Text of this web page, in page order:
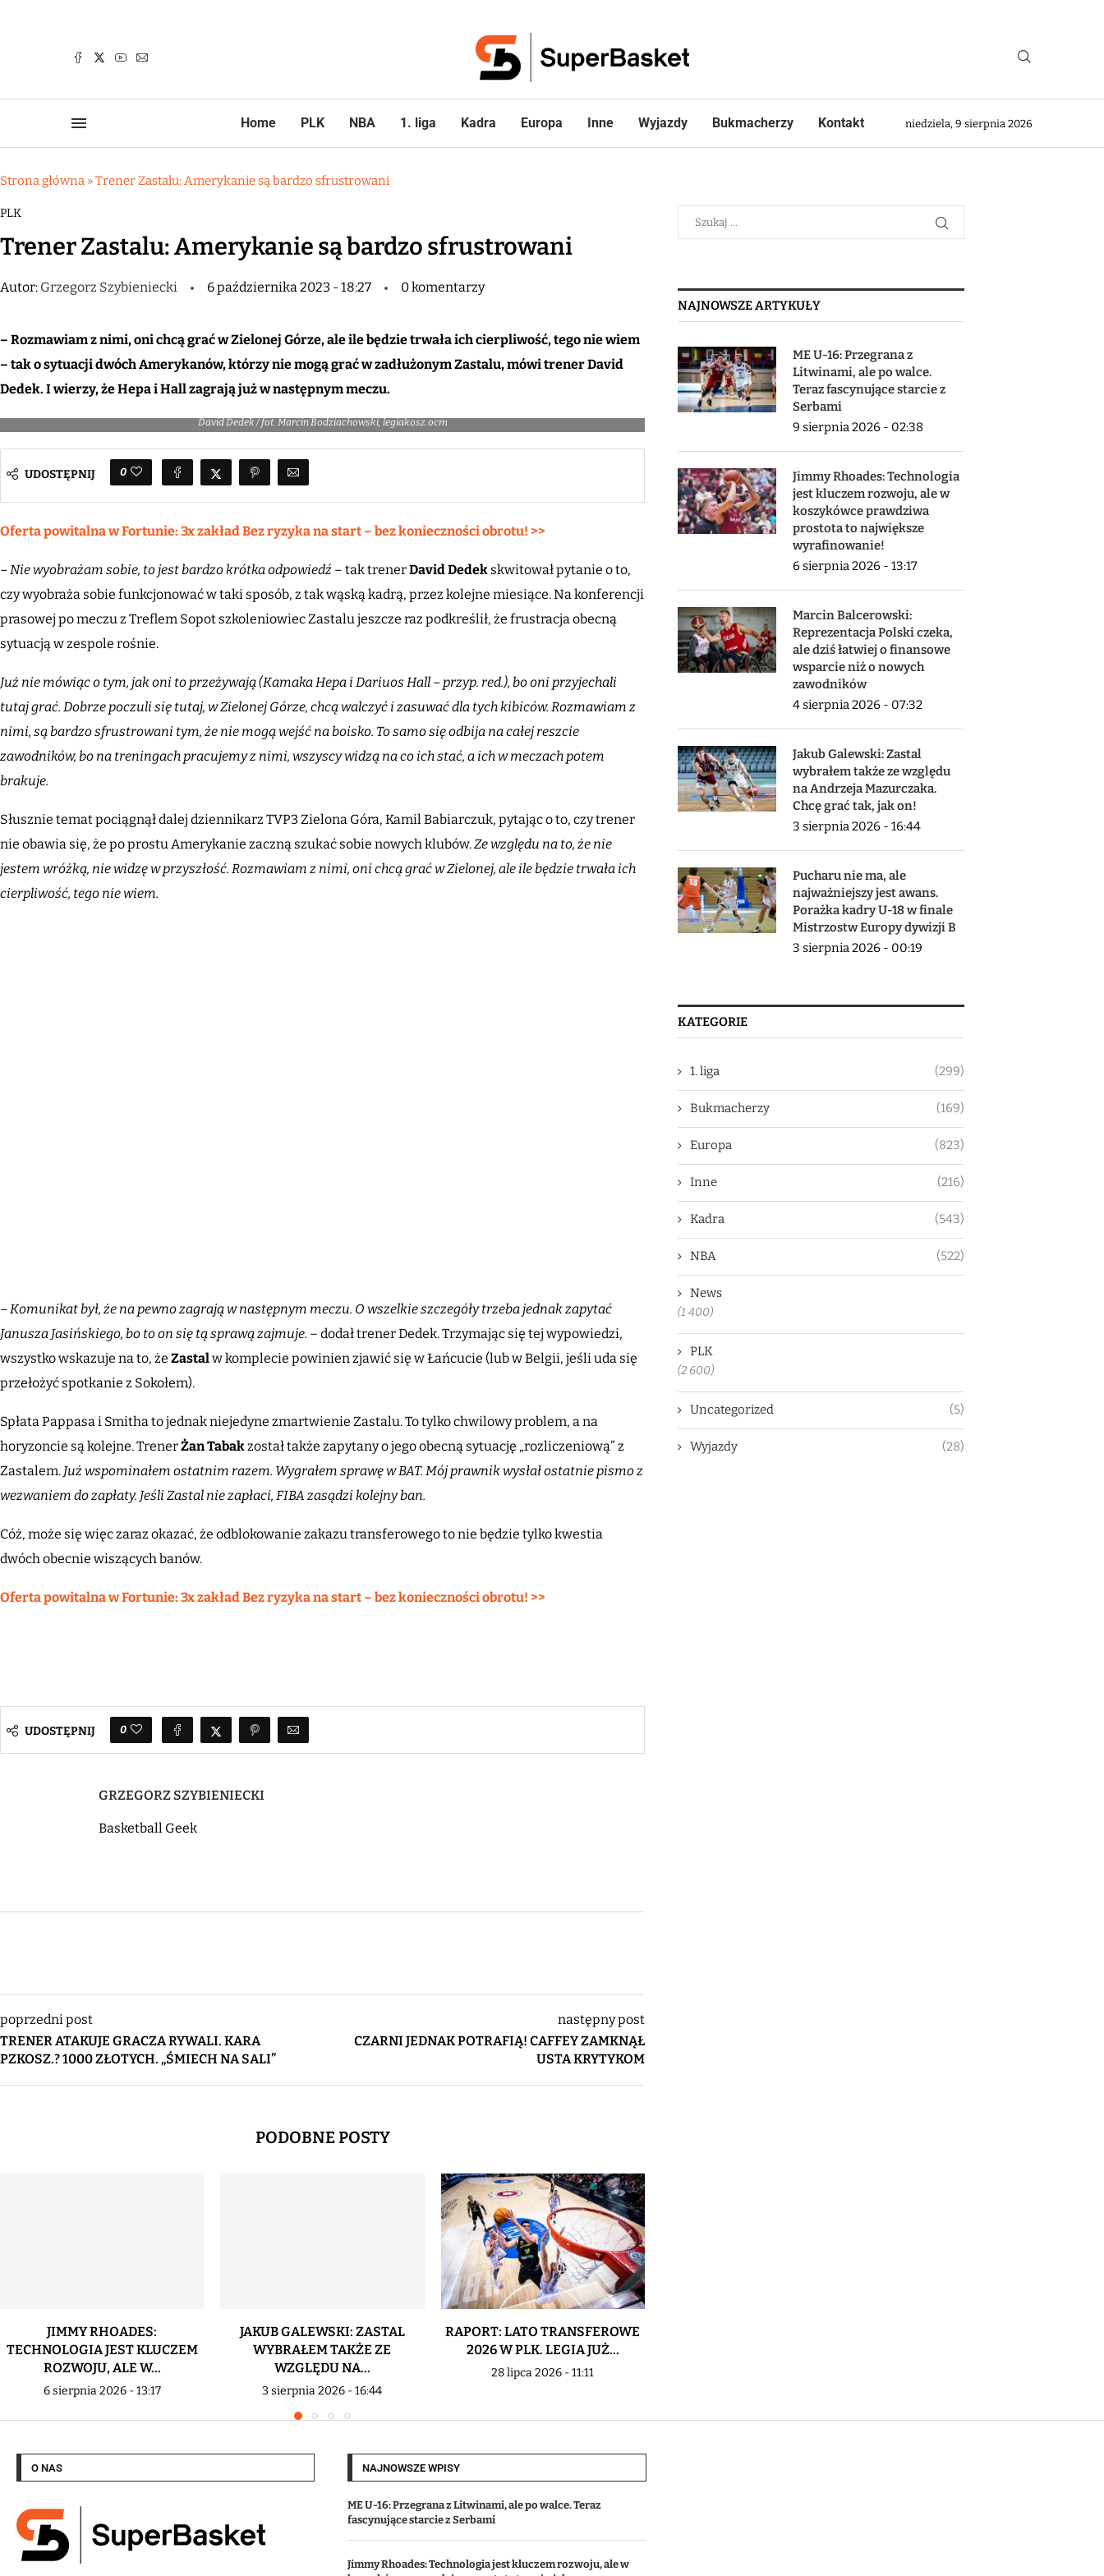
Home PLK NBA 1. liga Kadra Europa Inne Wyjazdy Bukmacherzy Kontakt niedziela, 9 sierpnia 2026
Strona główna »Trener Zastalu: Amerykanie są bardzo sfrustrowani
PLK
Trener Zastalu: Amerykanie są bardzo sfrustrowani
Autor: Grzegorz Szybieniecki 6 października 2023 - 18:27 0 komentarzy
– Rozmawiam z nimi, oni chcą grać w Zielonej Górze, ale ile będzie trwała ich cierpliwość, tego nie wiem
– tak o sytuacji dwóch Amerykanów, którzy nie mogą grać w zadłużonym Zastalu, mówi trener David
Dedek. I wierzy, że Hepa i Hall zagrają już w następnym meczu.
David Dedek / fot. Marcin Bodziachowski, legiakosz.ocm
UDOSTĘPNIJ 0
Oferta powitalna w Fortunie: 3x zakład Bez ryzyka na start – bez konieczności obrotu! >>
– Nie wyobrażam sobie, to jest bardzo krótka odpowiedź – tak trenerDavid Dedek skwitował pytanie o to,
czy wyobraża sobie funkcjonować w taki sposób, z tak wąską kadrą, przez kolejne miesiące. Na konferencji
prasowej po meczu z Treflem Sopot szkoleniowiec Zastalu jeszcze raz podkreślił, że frustracja obecną
sytuacją w zespole rośnie.
Już nie mówiąc o tym, jak oni to przeżywają (Kamaka Hepa i Dariuos Hall – przyp. red.), bo oni przyjechali
tutaj grać. Dobrze poczuli się tutaj, w Zielonej Górze, chcą walczyć i zasuwać dla tych kibiców. Rozmawiam z
nimi, są bardzo sfrustrowani tym, że nie mogą wejść na boisko. To samo się odbija na całej reszcie
zawodników, bo na treningach pracujemy z nimi, wszyscy widzą na co ich stać, a ich w meczach potem
brakuje.
Słusznie temat pociągnął dalej dziennikarz TVP3 Zielona Góra, Kamil Babiarczuk, pytając o to, czy trener
nie obawia się, że po prostu Amerykanie zaczną szukać sobie nowych klubów.Ze względu na to, że nie
jestem wróżką, nie widzę w przyszłość. Rozmawiam z nimi, oni chcą grać w Zielonej, ale ile będzie trwała ich
cierpliwość, tego nie wiem.
– Komunikat był, że na pewno zagrają w następnym meczu. O wszelkie szczegóły trzeba jednak zapytać
Janusza Jasińskiego, bo to on się tą sprawą zajmuje. – dodał trener Dedek. Trzymając się tej wypowiedzi,
wszystko wskazuje na to, że Zastalw komplecie powinien zjawić się w Łańcucie (lub w Belgii, jeśli uda się
przełożyć spotkanie z Sokołem).
Spłata Pappasa i Smitha to jednak niejedyne zmartwienie Zastalu. To tylko chwilowy problem, a na
horyzoncie są kolejne. TrenerŻan Tabak został także zapytany o jego obecną sytuację „rozliczeniową” z
Zastalem. Już wspominałem ostatnim razem. Wygrałem sprawę w BAT. Mój prawnik wysłał ostatnie pismo z
wezwaniem do zapłaty. Jeśli Zastal nie zapłaci, FIBA zasądzi kolejny ban.
Cóż, może się więc zaraz okazać, że odblokowanie zakazu transferowego to nie będzie tylko kwestia
dwóch obecnie wiszących banów.
Oferta powitalna w Fortunie: 3x zakład Bez ryzyka na start – bez konieczności obrotu! >>
UDOSTĘPNIJ 0
GRZEGORZ SZYBIENIECKI
Basketball Geek
poprzedni post
TRENER ATAKUJE GRACZA RYWALI. KARA
PZKOSZ.? 1000 ZŁOTYCH. „ŚMIECH NA SALI”
następny post
CZARNI JEDNAK POTRAFIĄ! CAFFEY ZAMKNĄŁ
USTA KRYTYKOM
PODOBNE POSTY
JIMMY RHOADES:
TECHNOLOGIA JEST KLUCZEM
ROZWOJU, ALE W...
6 sierpnia 2026 - 13:17
JAKUB GALEWSKI: ZASTAL
WYBRAŁEM TAKŻE ZE
WZGLĘDU NA...
3 sierpnia 2026 - 16:44
RAPORT: LATO TRANSFEROWE
2026 W PLK. LEGIA JUŻ...
28 lipca 2026 - 11:11
NAJNOWSZE ARTYKUŁY
ME U-16: Przegrana z
Litwinami, ale po walce.
Teraz fascynujące starcie z
Serbami
9 sierpnia 2026 - 02:38
Jimmy Rhoades: Technologia
jest kluczem rozwoju, ale w
koszykówce prawdziwa
prostota to największe
wyrafinowanie!
6 sierpnia 2026 - 13:17
Marcin Balcerowski:
Reprezentacja Polski czeka,
ale dziś łatwiej o finansowe
wsparcie niż o nowych
zawodników
4 sierpnia 2026 - 07:32
Jakub Galewski: Zastal
wybrałem także ze względu
na Andrzeja Mazurczaka.
Chcę grać tak, jak on!
3 sierpnia 2026 - 16:44
Pucharu nie ma, ale
najważniejszy jest awans.
Porażka kadry U-18 w finale
Mistrzostw Europy dywizji B
3 sierpnia 2026 - 00:19
KATEGORIE
1. liga (299)
Bukmacherzy (169)
Europa (823)
Inne (216)
Kadra (543)
NBA (522)
News
(1 400)
PLK
(2 600)
Uncategorized (5)
Wyjazdy (28)
O NAS NAJNOWSZE WPISY
ME U-16: Przegrana z Litwinami, ale po walce. Teraz
fascynujące starcie z Serbami
Jimmy Rhoades: Technologia jest kluczem rozwoju, ale w